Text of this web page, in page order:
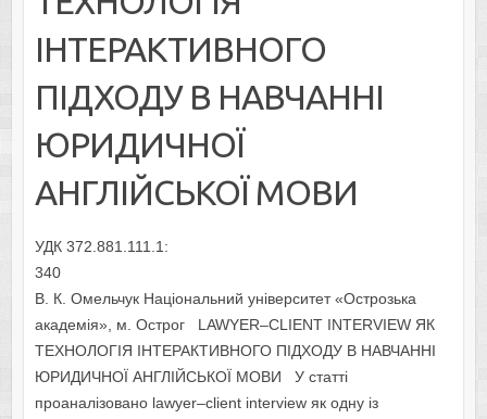
ІНТЕРАКТИВНОГО
ПІДХОДУ В НАВЧАННІ
ЮРИДИЧНОЇ
АНГЛІЙСЬКОЇ МОВИ
УДК 372.881.111.1:
340
В. К. Омельчук Національний університет «Острозька
академія», м. Острог LAWYER–CLIENT INTERVIEW ЯК
ТЕХНОЛОГІЯ ІНТЕРАКТИВНОГО ПІДХОДУ В НАВЧАННІ
ЮРИДИЧНОЇ АНГЛІЙСЬКОЇ МОВИ У статті
проаналізовано lawyer–client interview як одну із